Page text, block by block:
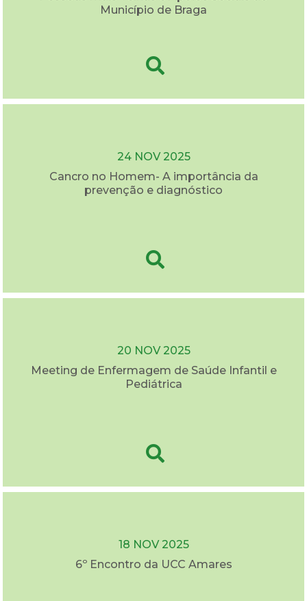
Município de Braga
24 NOV 2025
Cancro no Homem- A importância da
prevenção e diagnóstico
20 NOV 2025
Meeting de Enfermagem de Saúde Infantil e
Pediátrica
18 NOV 2025
6º Encontro da UCC Amares